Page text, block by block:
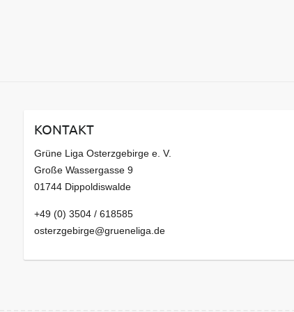
KONTAKT
Grüne Liga Osterzgebirge e. V.
Große Wassergasse 9
01744 Dippoldiswalde
+49 (0) 3504 / 618585
osterzgebirge@grueneliga.de